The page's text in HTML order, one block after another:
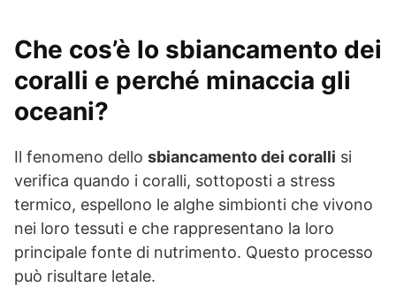
Che cos’è lo sbiancamento dei
coralli e perché minaccia gli
oceani?
Il fenomeno dello sbiancamento dei coralli si
verifica quando i coralli, sottoposti a stress
termico, espellono le alghe simbionti che vivono
nei loro tessuti e che rappresentano la loro
principale fonte di nutrimento. Questo processo
può risultare letale.